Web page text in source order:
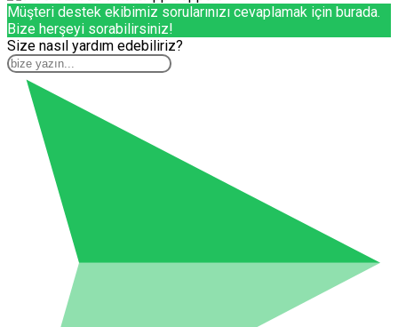
Müşteri destek ekibimiz sorularınızı cevaplamak için burada.
Bize herşeyi sorabilirsiniz!
Size nasıl yardım edebiliriz?